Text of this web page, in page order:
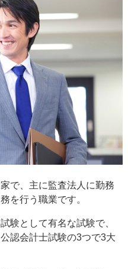
で、主に監査法人に勤務
を行う職業です。
験として有名な試験で、
認会計士試験の3つで3大